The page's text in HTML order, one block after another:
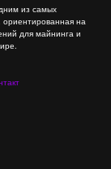
из самых
на
для майнинга и